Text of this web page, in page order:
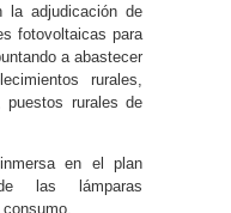
la adjudicación de
fotovoltaicas para
a abastecer
rurales,
puestos rurales de
en el plan
las lámparas